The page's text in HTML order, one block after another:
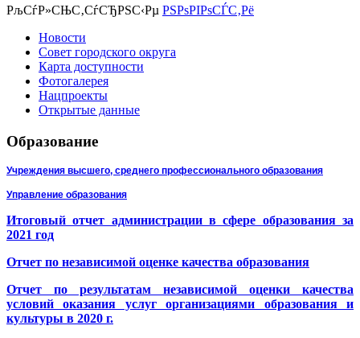
РљСѓР»СЊС‚СѓСЂРЅС‹Рµ РЅРѕРІРѕСЃС‚Рё
Новости
Совет городского округа
Карта доступности
Фотогалерея
Нацпроекты
Открытые данные
Образование
Учреждения высшего, среднего профессионального образования
Управление образования
Итоговый отчет администрации в сфере образования за
2021 год
Отчет по независимой оценке качества образования
Отчет по результатам независимой оценки качества
условий оказания услуг организациями образования и
культуры в 2020 г.